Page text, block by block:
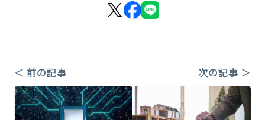
＜ 前の記事 次の記事 ＞